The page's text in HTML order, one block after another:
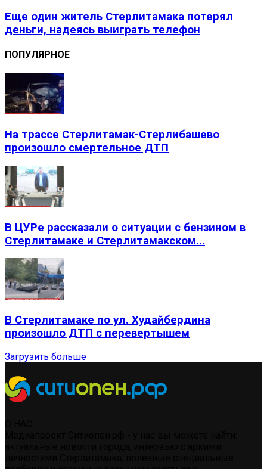
Еще один житель Стерлитамака потерял
деньги, надеясь выиграть телефон
ПОПУЛЯРНОЕ
На трассе Стерлитамак-Стерлибашево
произошло смертельное ДТП
В ЦУРе рассказали о ситуации с бензином в
Стерлитамаке и Стерлитамакском...
В Стерлитамаке по ул. Худайбердина
произошло ДТП с перевертышем
Загрузить больше